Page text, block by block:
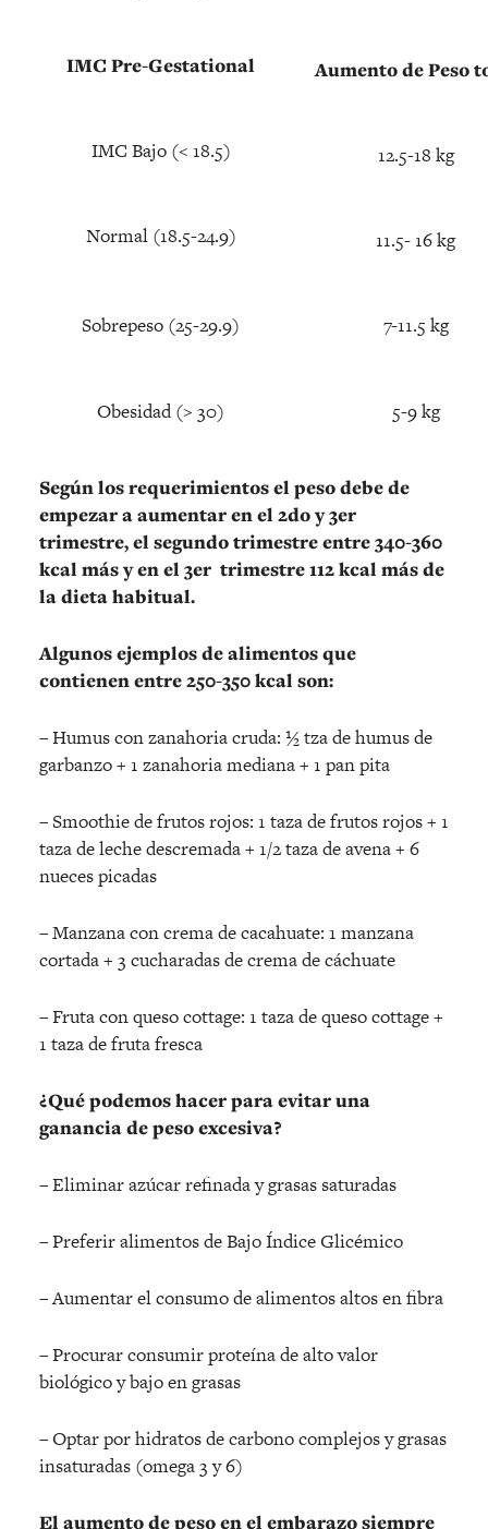
IMC Pre-Gestational Aumento de Peso
IMC Bajo (< 18.5) 12.5-18 kg
Normal (18.5-24.9) 11.5- 16 kg
Sobrepeso (25-29.9) 7-11.5 kg
Obesidad (> 30) 5-9 kg
Según los requerimientos el peso debe de
empezar a aumentar en el 2do y 3er
trimestre, el segundo trimestre entre 340-360
kcal más y en el 3er trimestre 112 kcal más de
la dieta habitual.
Algunos ejemplos de alimentos que
contienen entre 250-350 kcal son:
– Humus con zanahoria cruda: ½ tza de humus de
garbanzo + 1 zanahoria mediana + 1 pan pita
– Smoothie de frutos rojos: 1 taza de frutos rojos + 1
taza de leche descremada + 1/2 taza de avena + 6
nueces picadas
– Manzana con crema de cacahuate: 1 manzana
cortada + 3 cucharadas de crema de cáchuate
– Fruta con queso cottage: 1 taza de queso cottage +
1 taza de fruta fresca
¿Qué podemos hacer para evitar una
ganancia de peso excesiva?
– Eliminar azúcar refinada y grasas saturadas
– Preferir alimentos de Bajo Índice Glicémico
– Aumentar el consumo de alimentos altos en fibra
– Procurar consumir proteína de alto valor
biológico y bajo en grasas
– Optar por hidratos de carbono complejos y grasas
insaturadas (omega 3 y 6)
El aumento de peso en el embarazo siempre